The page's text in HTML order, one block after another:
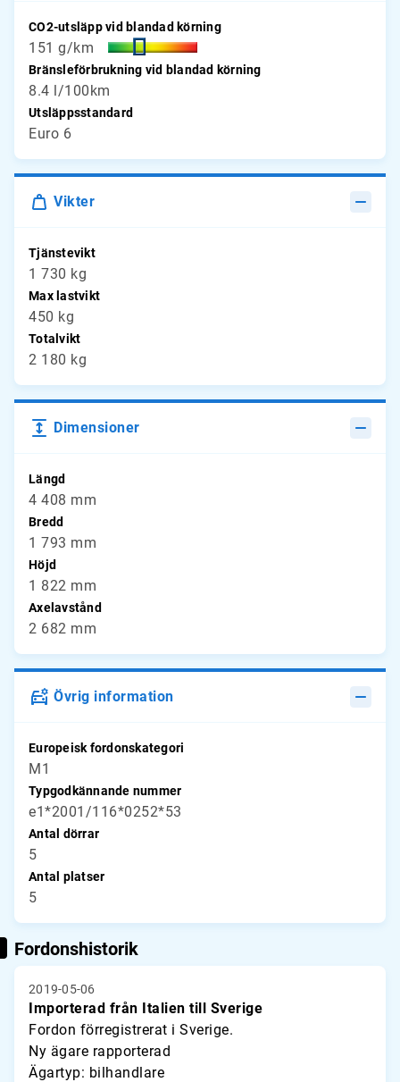
CO2-utsläpp vid blandad körning
151 g/km
Bränsleförbrukning vid blandad körning
8.4 l/100km
Utsläppsstandard
Euro 6
Vikter
Tjänstevikt
1 730 kg
Max lastvikt
450 kg
Totalvikt
2 180 kg
Dimensioner
Längd
4 408 mm
Bredd
1 793 mm
Höjd
1 822 mm
Axelavstånd
2 682 mm
Övrig information
Europeisk fordonskategori
M1
Typgodkännande nummer
e1*2001/116*0252*53
Antal dörrar
5
Antal platser
5
Fordonshistorik
2019-05-06
Importerad från Italien till Sverige
Fordon förregistrerat i Sverige.
Ny ägare rapporterad
Ägartyp: bilhandlare